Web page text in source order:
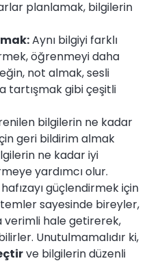
planlamak, bilgilerin
Aynı bilgiyi farklı
öğrenmeyi daha
not almak, sesli
tartışmak gibi çeşitli
bilgilerin ne kadar
geri bildirim almak
ne kadar iyi
yardımcı olur.
güçlendirmek için
sayesinde bireyler,
hale getirerek,
Unutulmamalıdır ki,
ve bilgilerin düzenli